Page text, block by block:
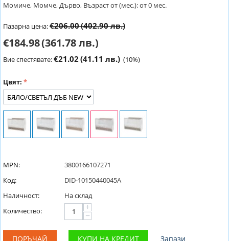
Момиче, Момче, Дърво, Възраст от (мес.): от 0 мес.
Пазарна цена:€206.00(402.90 лв.)
€184.98(361.78 лв.)
Вие спестявате:€21.02 (41.11 лв.) (10%)
Цвят:
MPN:
3800166107271
Код:
DID-10150440045A
Наличност:
На склад
Количество:
+
−
ПОРЪЧАЙ КУПИ НА КРЕДИТ Запази